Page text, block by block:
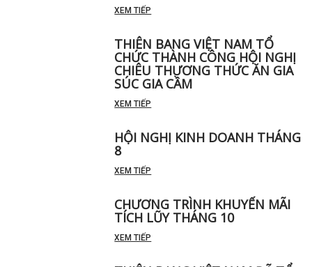
XEM TIẾP
THIÊN BANG VIỆT NAM TỔ
CHỨC THÀNH CÔNG HỘI NGHỊ
CHIÊU THƯƠNG THỨC ĂN GIA
SÚC GIA CẦM
XEM TIẾP
HỘI NGHỊ KINH DOANH THÁNG
8
XEM TIẾP
CHƯƠNG TRÌNH KHUYẾN MÃI
TÍCH LŨY THÁNG 10
XEM TIẾP